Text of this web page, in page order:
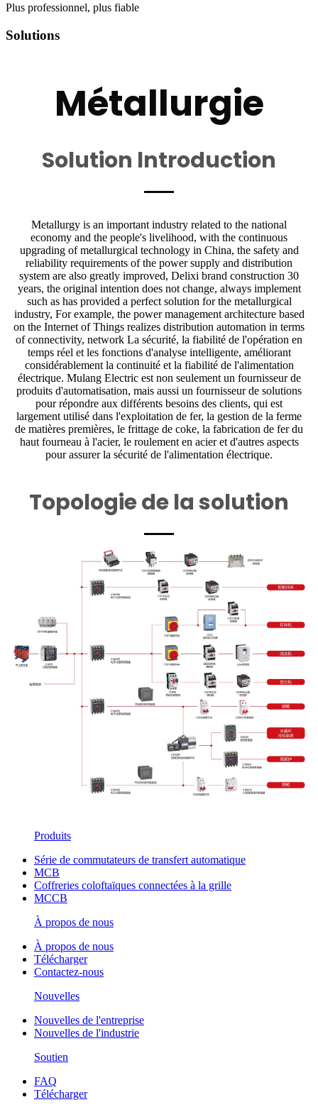
Plus professionnel, plus fiable
Solutions
Métallurgie
Solution lntroduction
Metallurgy is an important industry related to the national
economy and the people's livelihood, with the continuous
upgrading of metallurgical technology in China, the safety and
reliability requirements of the power supply and distribution
system are also greatly improved, Delixi brand construction 30
years, the original intention does not change, always implement
such as has provided a perfect solution for the metallurgical
industry, For example, the power management architecture based
on the Internet of Things realizes distribution automation in terms
of connectivity, network La sécurité, la fiabilité de l'opération en
temps réel et les fonctions d'analyse intelligente, améliorant
considérablement la continuité et la fiabilité de l'alimentation
électrique. Mulang Electric est non seulement un fournisseur de
produits d'automatisation, mais aussi un fournisseur de solutions
pour répondre aux différents besoins des clients, qui est
largement utilisé dans l'exploitation de fer, la gestion de la ferme
de matières premières, le frittage de coke, la fabrication de fer du
haut fourneau à l'acier, le roulement en acier et d'autres aspects
pour assurer la sécurité de l'alimentation électrique.
Topologie de la solution
Produits
Série de commutateurs de transfert automatique
MCB
Coffreries coloftaïques connectées à la grille
MCCB
À propos de nous
À propos de nous
Télécharger
Contactez-nous
Nouvelles
Nouvelles de l'entreprise
Nouvelles de l'industrie
Soutien
FAQ
Télécharger